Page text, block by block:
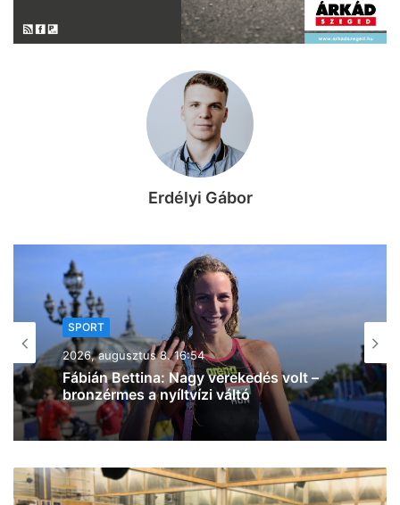
Erdélyi Gábor
SPORT
2026, augusztus 8. 15:50
A háromszoros magyar bajnok
VIDEOTON FC – Fehérvár ellen lép
pályára ma délután a Szeged – Csanád
GA